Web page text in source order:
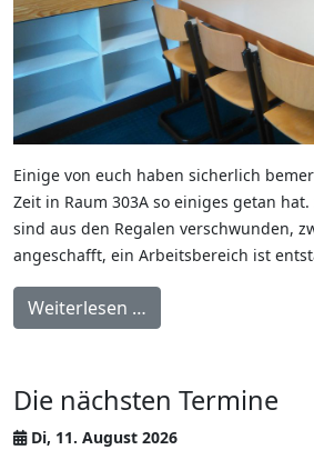
Einige von euch haben sicherlich
Zeit in Raum 303A so einiges getan hat.
sind aus den Regalen verschwunden,
angeschafft, ein Arbeitsbereich ist
Weiterlesen …
Die nächsten Termine
Di, 11. August 2026